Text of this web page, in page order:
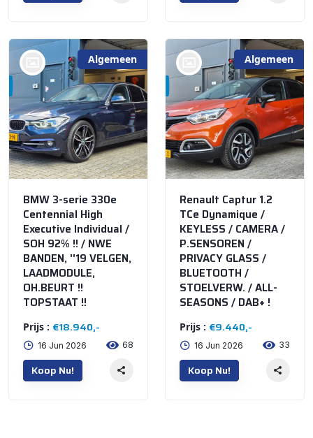
Algemeen
BMW 3-serie 330e
Centennial High
Executive Individual /
SOH 92% !! / NWE
BANDEN, ''19 VELGEN,
LAADMODULE,
OH.BEURT !!
TOPSTAAT !!
Prijs : €18.940,-
16 Jun 2026 68
Koop Nu!
Algemeen
Renault Captur 1.2
TCe Dynamique /
KEYLESS / CAMERA /
P.SENSOREN /
PRIVACY GLASS /
BLUETOOTH /
STOELVERW. / ALL-
SEASONS / DAB+ !
Prijs : €9.440,-
16 Jun 2026 33
Koop Nu!